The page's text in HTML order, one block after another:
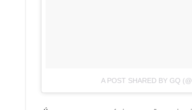
A POST SHARED BY GQ